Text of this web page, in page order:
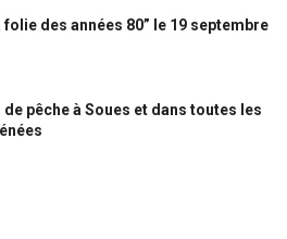
folie des années 80” le 19 septembre
pêche à Soues et dans toutes les